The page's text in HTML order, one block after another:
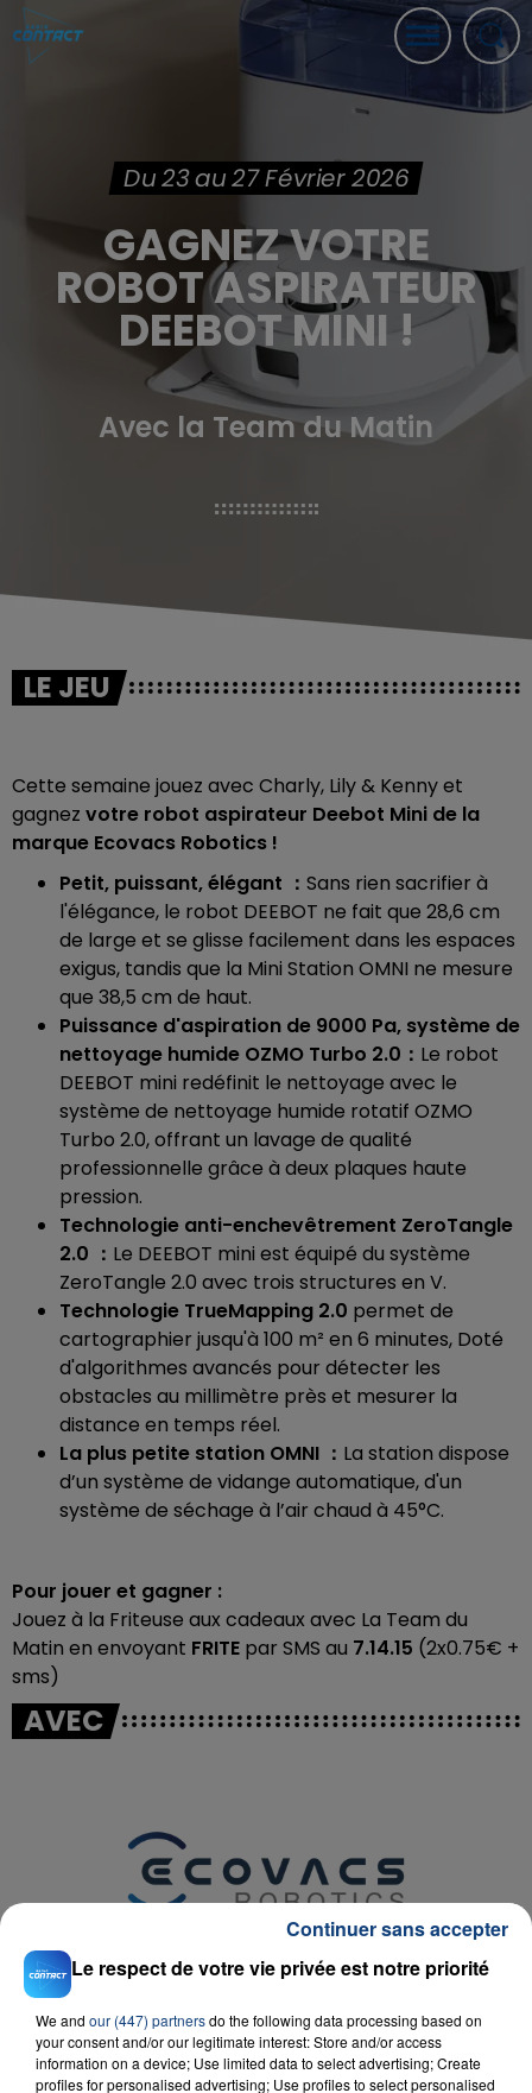
Du 23 au 27 Février 2026
GAGNEZ VOTRE
ROBOT ASPIRATEUR
DEEBOT MINI !
Avec la Team du Matin
LE JEU
Cette semaine jouez avec Charly, Lily & Kenny et
gagnez votre robot aspirateur Deebot Mini de la
marque Ecovacs Robotics !
Petit, puissant, élégant ： Sans rien sacrifier à
l'élégance, le robot DEEBOT ne fait que 28,6 cm
de large et se glisse facilement dans les espaces
exigus, tandis que la Mini Station OMNI ne mesure
que 38,5 cm de haut.
Puissance d'aspiration de 9000 Pa, système de
nettoyage humide OZMO Turbo 2.0 ： Le robot
DEEBOT mini redéfinit le nettoyage avec le
système de nettoyage humide rotatif OZMO
Turbo 2.0, offrant un lavage de qualité
professionnelle grâce à deux plaques haute
pression.
Technologie anti-enchevêtrement ZeroTangle
2.0 ： Le DEEBOT mini est équipé du système
ZeroTangle 2.0 avec trois structures en V.
Technologie TrueMapping 2.0 permet de
cartographier jusqu'à 100 m² en 6 minutes, Doté
d'algorithmes avancés pour détecter les
obstacles au millimètre près et mesurer la
distance en temps réel.
La plus petite station OMNI ： La station dispose
d’un système de vidange automatique, d'un
système de séchage à l’air chaud à 45°C.
Pour jouer et gagner :
Jouez à la Friteuse aux cadeaux avec La Team du
Matin en envoyant FRITE par SMS au 7.14.15 (2x0.75€ +
sms)
AVEC
Le respect de votre vie privée est notre priorité
We and our (447) partnersdo the following data processing based on
your consent and/or our legitimate interest: Store and/or access
information on a device; Use limited data to select advertising; Create
profiles for personalised advertising; Use profiles to select personalised
Continuer sans accepter